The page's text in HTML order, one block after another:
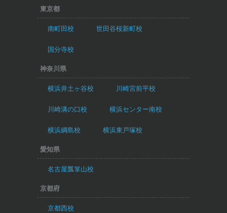
東京都
南町田校 世田谷桜新町校
国分寺校
神奈川県
横浜井土ヶ谷校 川崎宮前平校
川崎溝の口校 横浜センター南校
横浜綱島校 横浜東戸塚校
愛知県
名古屋瓢箪山校
京都府
京都西校